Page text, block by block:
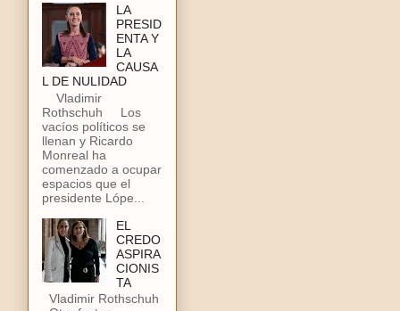
LA
PRESID
ENTA Y
LA
CAUSA
L DE NULIDAD
Vladimir
Rothschuh Los
vacíos políticos se
llenan y Ricardo
Monreal ha
comenzado a ocupar
espacios que el
presidente Lópe...
EL
CREDO
ASPIRA
CIONIS
TA
Vladimir Rothschuh